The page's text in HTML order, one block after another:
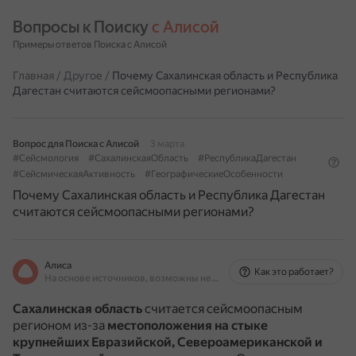
Вопросы к Поиску с Алисой
Примеры ответов Поиска с Алисой
Главная / Другое / Почему Сахалинская область и Республика
Дагестан считаются сейсмоопасными регионами?
Вопрос для Поиска с Алисой
3 марта
#Сейсмология
#СахалинскаяОбласть
#РеспубликаДагестан
#СейсмическаяАктивность
#ГеографическиеОсобенности
Почему Сахалинская область и Республика Дагестан
считаются сейсмоопасными регионами?
Алиса
На основе источников, возможны неточности
Как это работает?
Сахалинская областьсчитается сейсмоопасным
регионом из-за местоположения на стыке
крупнейших Евразийской, Североамериканской и